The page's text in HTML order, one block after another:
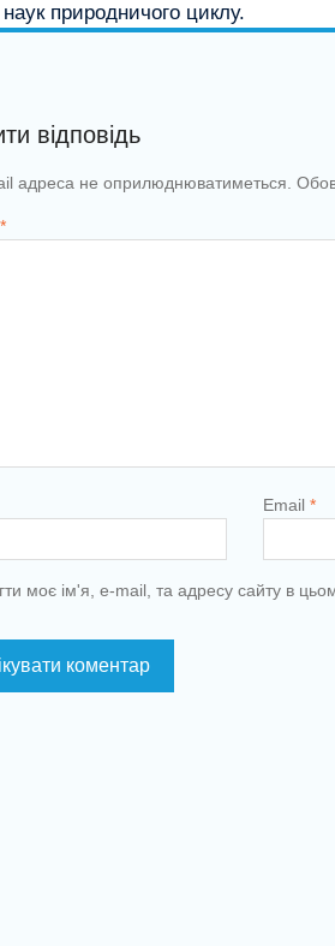
природничого циклу.
відповідь
адреса не оприлюднюватиметься.
*
Email *
моє ім'я, e-mail, та адресу сайту в